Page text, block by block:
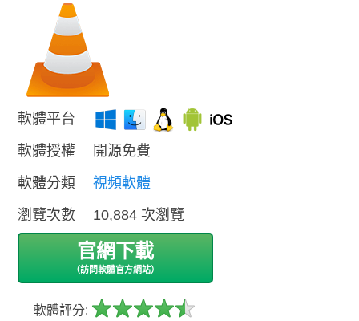
軟體平台
軟體授權
開源免費
軟體分類
視頻軟體
瀏覽次數
10,884 次瀏覽
官網下載
（訪問軟體官方網站）
軟體評分: